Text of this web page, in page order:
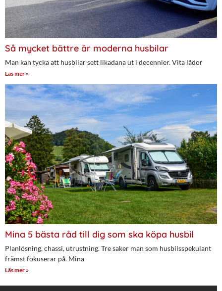
Så mycket bättre är moderna husbilar
Man kan tycka att husbilar sett likadana ut i decennier. Vita lådor
Läs mer »
Mina 5 bästa råd till dig som ska köpa husbil
Planlösning, chassi, utrustning. Tre saker man som husbilsspekulant
främst fokuserar på. Mina
Läs mer »